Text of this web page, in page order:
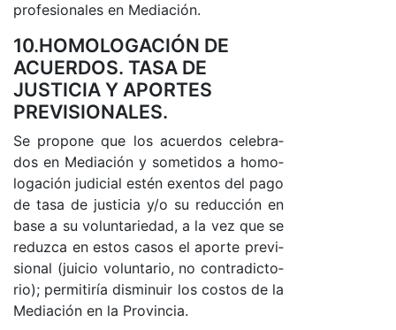
pro­fe­sio­na­les en Me­dia­ció­n.
10.HOMOLOGACIÓN DE
ACUERDOS. TASA DE
JUSTICIA Y APORTES
PREVISIONALES.
Se pro­po­ne que los acuer­dos ce­le­bra­
dos en Me­dia­ción y so­me­ti­dos a ho­mo­
lo­ga­ción ju­di­cial es­tén exen­tos del pa­go
de ta­sa de jus­ti­cia y/o su re­duc­ción en
ba­se a su vo­lun­ta­rie­da­d, a la vez que se
re­duz­ca en es­tos ca­sos el apor­te pre­vi­
sio­nal (jui­cio vo­lun­ta­rio, no contra­dic­to­
rio­); per­mi­ti­ría dis­mi­nuir los cos­tos de la
Me­dia­ción en la Pro­vin­cia.